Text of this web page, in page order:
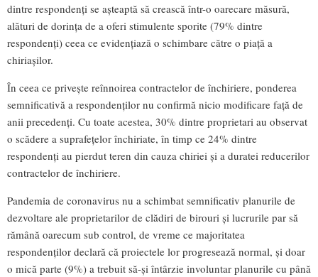
dintre respondenți se așteaptă să crească într-o oarecare măsură,
alături de dorința de a oferi stimulente sporite (79% dintre
respondenți) ceea ce evidențiază o schimbare către o piață a
chiriașilor.
În ceea ce privește reînnoirea contractelor de închiriere, ponderea
semnificativă a respondenților nu confirmă nicio modificare față de
anii precedenți. Cu toate acestea, 30% dintre proprietari au observat
o scădere a suprafețelor închiriate, în timp ce 24% dintre
respondenți au pierdut teren din cauza chiriei și a duratei reducerilor
contractelor de închiriere.
Pandemia de coronavirus nu a schimbat semnificativ planurile de
dezvoltare ale proprietarilor de clădiri de birouri și lucrurile par să
rămână oarecum sub control, de vreme ce majoritatea
respondenților declară că proiectele lor progresează normal, și doar
o mică parte (9%) a trebuit să-și întârzie involuntar planurile cu până